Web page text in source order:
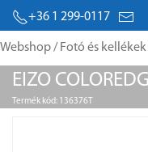
+36 1 299-0117
Webshop/ Fotó és kellékek
EIZO
Termék kód: 136376T